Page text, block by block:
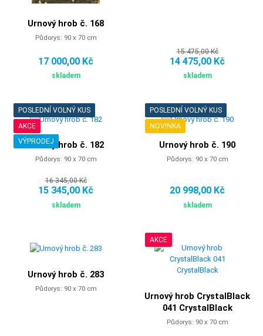
Urnový hrob č. 168
Půdorys: 90 x 70 cm
17 000,00 Kč
skladem
15 475,00 Kč
14 475,00 Kč
skladem
POSLEDNÍ VOLNÝ KUS
AKCE
VÝPRODEJ
Urnový hrob č. 182
Půdorys: 90 x 70 cm
16 345,00 Kč
15 345,00 Kč
skladem
POSLEDNÍ VOLNÝ KUS
NOVINKA
Urnový hrob č. 190
Půdorys: 90 x 70 cm
20 998,00 Kč
skladem
Urnový hrob č. 283
Půdorys: 90 x 70 cm
AKCE
Urnový hrob CrystalBlack
041 CrystalBlack
Půdorys: 90 x 70 cm